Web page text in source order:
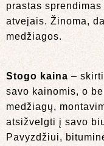
prastas
atvejais. Žinoma,
medžiagos.
Stogo kaina –
savo kainomis, o
medžiagų,
atsižvelgti į savo
Pavyzdžiui,